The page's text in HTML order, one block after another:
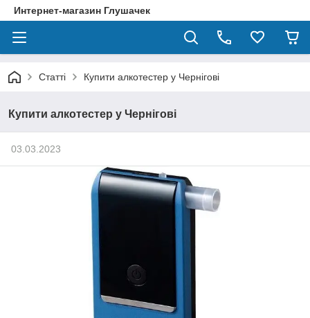
Интернет-магазин Глушачек
Статті Купити алкотестер у Чернігові
Купити алкотестер у Чернігові
03.03.2023